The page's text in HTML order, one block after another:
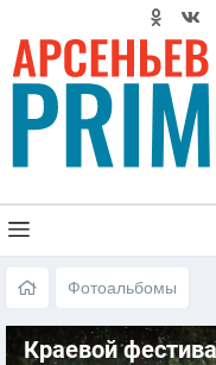
Фотоальбомы
Краевой